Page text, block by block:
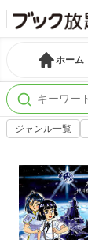
ホーム
ジャンル一覧